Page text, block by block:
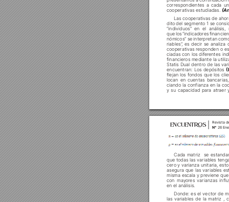
correspondientes a cada


dito del segmento 1 se
   


    
cooperativas responden o
ciadas con los diferentes
financieros mediante la
Statis Dual dentro de las v
  
    
  
ciando la confianza en la
y su capacidad para atraer
ENCUENTS
Revista
N° 26
  
  

   

con mayores varianzas

Donde: es el vector de
    